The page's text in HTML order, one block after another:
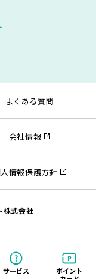
サービス
ポイント
よくある質問
会社情報
情報保護方針
株式会社